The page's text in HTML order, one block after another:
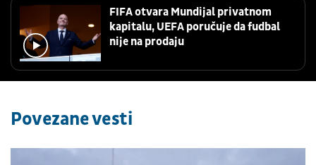
FIFA otvara Mundijal privatnom
kapitalu, UEFA poručuje da fudbal
nije na prodaju
Povezane vesti